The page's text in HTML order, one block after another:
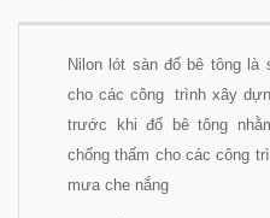
Nilon lót sàn đổ bê tông là
cho các công trình xây
trước khi đổ bê tông
chống thấm cho các công
mưa che nắng